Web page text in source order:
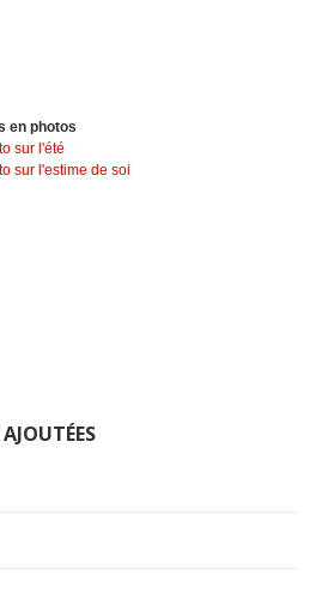
en photos
sur l'été
sur l'estime de soi